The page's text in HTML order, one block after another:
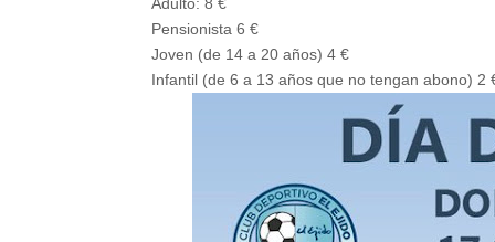
Pensionista 6 €
Joven (de 14 a 20 años) 4 €
Infantil (de 6 a 13 años que no tengan abono) 2